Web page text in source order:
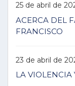
25 de abril de
ACERCA DEL
FRANCISCO
23 de abril de
LA VIOLENCIA